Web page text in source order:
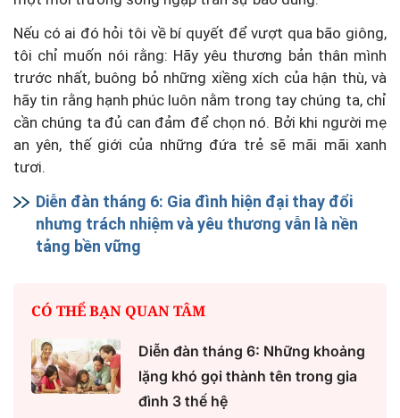
Nếu có ai đó hỏi tôi về bí quyết để vượt qua bão giông,
tôi chỉ muốn nói rằng: Hãy yêu thương bản thân mình
trước nhất, buông bỏ những xiềng xích của hận thù, và
hãy tin rằng hạnh phúc luôn nằm trong tay chúng ta, chỉ
cần chúng ta đủ can đảm để chọn nó. Bởi khi người mẹ
an yên, thế giới của những đứa trẻ sẽ mãi mãi xanh
tươi.
Diễn đàn tháng 6: Gia đình hiện đại thay đổi
nhưng trách nhiệm và yêu thương vẫn là nền
tảng bền vững
CÓ THỂ BẠN QUAN TÂM
Diễn đàn tháng 6: Những khoảng
lặng khó gọi thành tên trong gia
đình 3 thế hệ